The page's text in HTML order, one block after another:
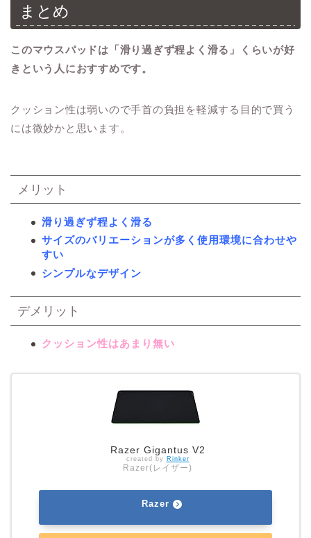
まとめ
このマウスパッドは「滑り過ぎず程よく滑る」くらいが好
きという人におすすめです。
クッション性は弱いので手首の負担を軽減する目的で買う
には微妙かと思います。
メリット
滑り過ぎず程よく滑る
サイズのバリエーションが多く使用環境に合わせや
すい
シンプルなデザイン
デメリット
クッション性はあまり無い
Razer Gigantus V2
created by Rinker
Razer(レイザー)
Razer